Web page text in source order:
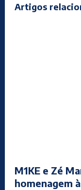
Artigos
M1KE e Zé
homenagem